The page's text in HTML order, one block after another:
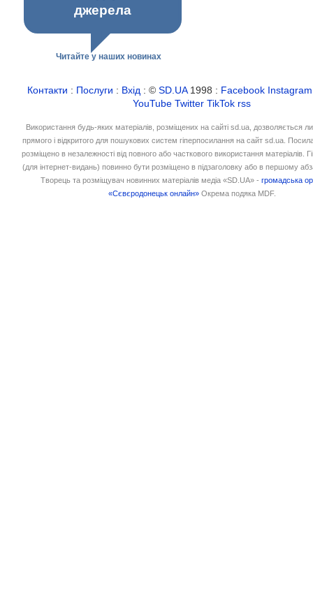
джерела
Читайте у наших новинах
Контакти : Послуги : Вхід : ©SD.UA1998 : Facebook Instagram
YouTube Twitter TikTok rss
Використання будь-яких матеріалів, розміщених на сайті sd.ua, дозволяється
прямого і відкритого для пошукових систем гіперпосилання на сайт sd.ua.
розміщено в незалежності від повного або часткового використання матеріалів.
(для інтернет-видань) повинно бути розміщено в підзаголовку або в першому
Творець та розміщувач новинних матеріалів медіа «SD.UA» -громадська
«Сєвєродонецьк онлайн» Окрема подяка MDF.